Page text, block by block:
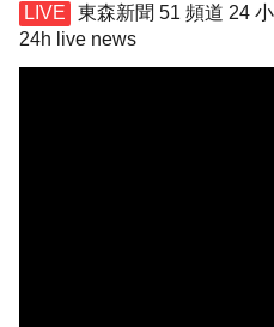
東森新聞 51 頻道 24
24h live news